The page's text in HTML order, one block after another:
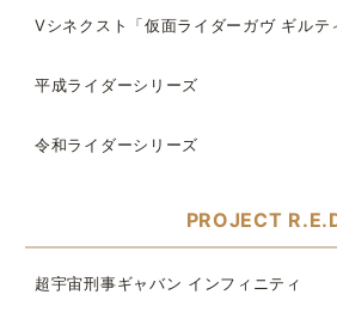
Vシネクスト「仮面ライダーガヴ ギルテ
平成ライダーシリーズ
令和ライダーシリーズ
PROJECT
超宇宙刑事ギャバン インフィニティ